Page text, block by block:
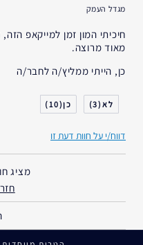
מגדל העמק
חיכיתי המון זמן למייקאפ
מאוד מרוצה.
כן, הייתי ממליץ/ה לחבר/ה
3
10
דווח/י על חוות דעת זו
מציג